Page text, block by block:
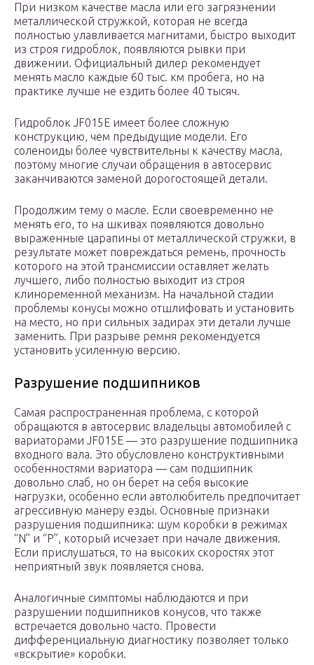
При низком качестве масла или его загрязнении
металлической стружкой, которая не всегда
полностью улавливается магнитами, быстро выходит
из строя гидроблок, появляются рывки при
движении. Официальный дилер рекомендует
менять масло каждые 60 тыс. км пробега, но на
практике лучше не ездить более 40 тысяч.
Гидроблок JF015E имеет более сложную
конструкцию, чем предыдущие модели. Его
соленоиды более чувствительны к качеству масла,
поэтому многие случаи обращения в автосервис
заканчиваются заменой дорогостоящей детали.
Продолжим тему о масле. Если своевременно не
менять его, то на шкивах появляются довольно
выраженные царапины от металлической стружки, в
результате может повреждаться ремень, прочность
которого на этой трансмиссии оставляет желать
лучшего, либо полностью выходит из строя
клиноременной механизм. На начальной стадии
проблемы конусы можно отшлифовать и установить
на место, но при сильных задирах эти детали лучше
заменить. При разрыве ремня рекомендуется
установить усиленную версию.
Разрушение подшипников
Самая распространенная проблема, с которой
обращаются в автосервис владельцы автомобилей с
вариаторами JF015E — это разрушение подшипника
входного вала. Это обусловлено конструктивными
особенностями вариатора — сам подшипник
довольно слаб, но он берет на себя высокие
нагрузки, особенно если автолюбитель предпочитает
агрессивную манеру езды. Основные признаки
разрушения подшипника: шум коробки в режимах
“N” и “P”, который исчезает при начале движения.
Если прислушаться, то на высоких скоростях этот
неприятный звук появляется снова.
Аналогичные симптомы наблюдаются и при
разрушении подшипников конусов, что также
встречается довольно часто. Провести
дифференциальную диагностику позволяет только
«вскрытие» коробки.